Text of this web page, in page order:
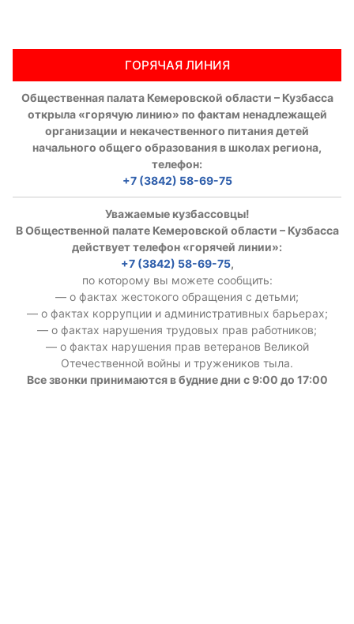
ГОРЯЧАЯ ЛИНИЯ
Общественная палата Кемеровской области – Кузбасса
открыла «горячую линию» по фактам ненадлежащей
организации и некачественного питания детей
начального общего образования в школах региона,
телефон:
+7 (3842) 58-69-75
Уважаемые кузбассовцы!
В Общественной палате Кемеровской области – Кузбасса
действует телефон «горячей линии»:
+7 (3842) 58-69-75,
по которому вы можете сообщить:
— о фактах жестокого обращения с детьми;
— о фактах коррупции и административных барьерах;
— о фактах нарушения трудовых прав работников;
— о фактах нарушения прав ветеранов Великой
Отечественной войны и тружеников тыла.
Все звонки принимаются в будние дни с 9:00 до 17:00